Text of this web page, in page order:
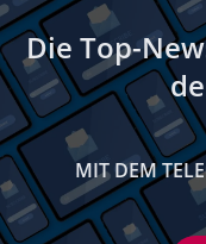
Die Top-
MIT DEM